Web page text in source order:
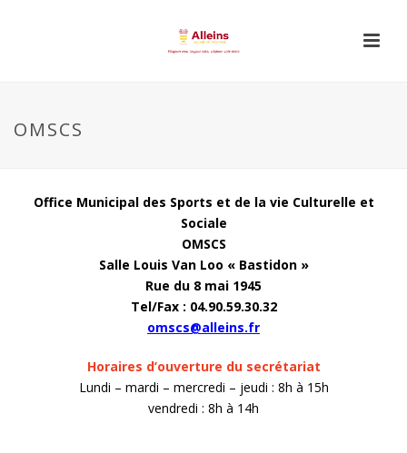
OMSCS
Office Municipal des Sports et de la vie Culturelle et
Sociale
OMSCS
Salle Louis Van Loo « Bastidon »
Rue du 8 mai 1945
Tel/Fax : 04.90.59.30.32
omscs@alleins.fr
Horaires d’ouverture du secrétariat
Lundi – mardi – mercredi – jeudi : 8h à 15h
vendredi : 8h à 14h